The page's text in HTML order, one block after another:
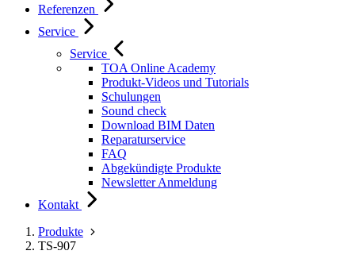
Referenzen
Service
Service
TOA Online Academy
Produkt-Videos und Tutorials
Schulungen
Sound check
Download BIM Daten
Reparaturservice
FAQ
Abgekündigte Produkte
Newsletter Anmeldung
Kontakt
Produkte
TS-907